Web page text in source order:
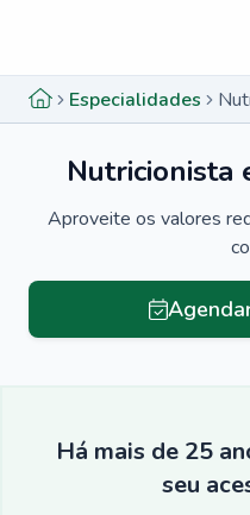
Especialidades
Nutricionista
Aproveite os valores
Há mais de 25
seu